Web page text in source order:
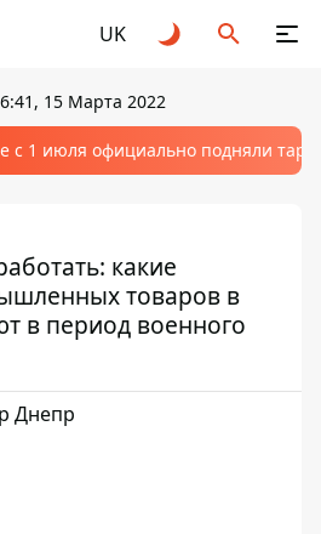
UK
15 Марта 2022
с 1 июля официально подняли
какие
товаров в
в период военного
Днепр